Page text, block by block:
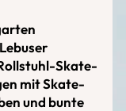
Skate-
mit Skate-
und bunte